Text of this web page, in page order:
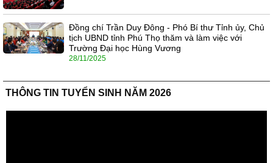
Đồng chí Trần Duy Đông - Phó Bí thư Tỉnh ủy, Chủ
tịch UBND tỉnh Phú Thọ thăm và làm việc với
Trường Đại học Hùng Vương
28/11/2025
THÔNG TIN TUYỂN SINH NĂM 2026